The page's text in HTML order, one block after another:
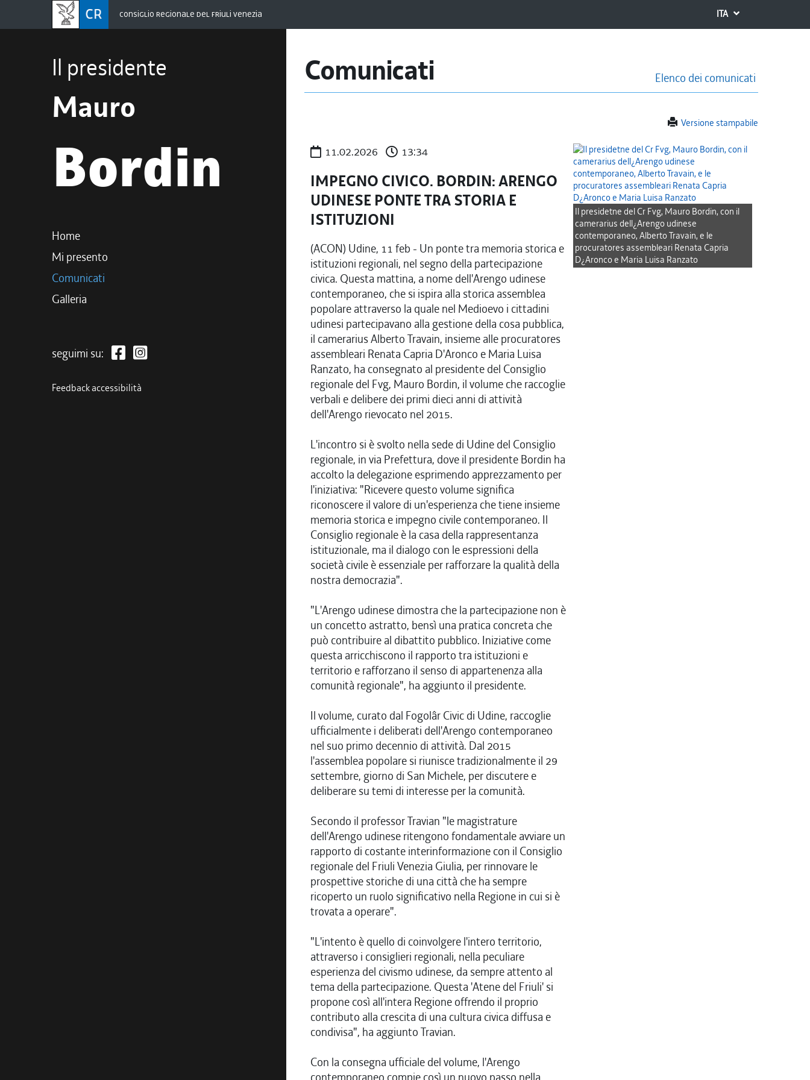
CONSIGLIO REGIONALE DEL FRIULI VENEZIA ITA
Il presidente
Mauro
Bordin
Home
Mi presento
Comunicati
Galleria
seguimi su:
Feedback accessibilità
Comunicati Elenco dei comunicati
Versione stampabile
11.02.2026 13:34
IMPEGNO CIVICO. BORDIN: ARENGO
UDINESE PONTE TRA STORIA E
ISTITUZIONI
(ACON) Udine, 11 feb - Un ponte tra memoria storica e
istituzioni regionali, nel segno della partecipazione
civica. Questa mattina, a nome dell'Arengo udinese
contemporaneo, che si ispira alla storica assemblea
popolare attraverso la quale nel Medioevo i cittadini
udinesi partecipavano alla gestione della cosa pubblica,
il camerarius Alberto Travain, insieme alle procuratores
assembleari Renata Capria D'Aronco e Maria Luisa
Ranzato, ha consegnato al presidente del Consiglio
regionale del Fvg, Mauro Bordin, il volume che raccoglie
verbali e delibere dei primi dieci anni di attività
dell'Arengo rievocato nel 2015.
L'incontro si è svolto nella sede di Udine del Consiglio
regionale, in via Prefettura, dove il presidente Bordin ha
accolto la delegazione esprimendo apprezzamento per
l'iniziativa: "Ricevere questo volume significa
riconoscere il valore di un'esperienza che tiene insieme
memoria storica e impegno civile contemporaneo. Il
Consiglio regionale è la casa della rappresentanza
istituzionale, ma il dialogo con le espressioni della
società civile è essenziale per rafforzare la qualità della
nostra democrazia".
"L'Arengo udinese dimostra che la partecipazione non è
un concetto astratto, bensì una pratica concreta che
può contribuire al dibattito pubblico. Iniziative come
questa arricchiscono il rapporto tra istituzioni e
territorio e rafforzano il senso di appartenenza alla
comunità regionale", ha aggiunto il presidente.
Il volume, curato dal Fogolâr Civic di Udine, raccoglie
ufficialmente i deliberati dell'Arengo contemporaneo
nel suo primo decennio di attività. Dal 2015
l'assemblea popolare si riunisce tradizionalmente il 29
settembre, giorno di San Michele, per discutere e
deliberare su temi di interesse per la comunità.
Secondo il professor Travian "le magistrature
dell'Arengo udinese ritengono fondamentale avviare un
rapporto di costante interinformazione con il Consiglio
regionale del Friuli Venezia Giulia, per rinnovare le
prospettive storiche di una città che ha sempre
ricoperto un ruolo significativo nella Regione in cui si è
trovata a operare".
"L'intento è quello di coinvolgere l'intero territorio,
attraverso i consiglieri regionali, nella peculiare
esperienza del civismo udinese, da sempre attento al
tema della partecipazione. Questa 'Atene del Friuli' si
propone così all'intera Regione offrendo il proprio
contributo alla crescita di una cultura civica diffusa e
condivisa", ha aggiunto Travian.
Con la consegna ufficiale del volume, l'Arengo
Il presidetne del Cr Fvg, Mauro Bordin, con il
camerarius dell¿Arengo udinese
contemporaneo, Alberto Travain, e le
procuratores assembleari Renata Capria
D¿Aronco e Maria Luisa Ranzato